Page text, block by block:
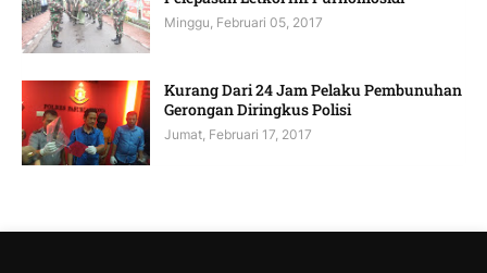
Minggu, Februari 05, 2017
Kurang Dari 24 Jam Pelaku Pembunuhan
Gerongan Diringkus Polisi
Jumat, Februari 17, 2017